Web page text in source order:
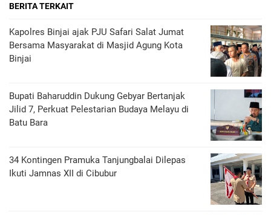
BERITA TERKAIT
Kapolres Binjai ajak PJU Safari Salat Jumat
Bersama Masyarakat di Masjid Agung Kota
Binjai
Bupati Baharuddin Dukung Gebyar Bertanjak
Jilid 7, Perkuat Pelestarian Budaya Melayu di
Batu Bara
34 Kontingen Pramuka Tanjungbalai Dilepas
Ikuti Jamnas XII di Cibubur